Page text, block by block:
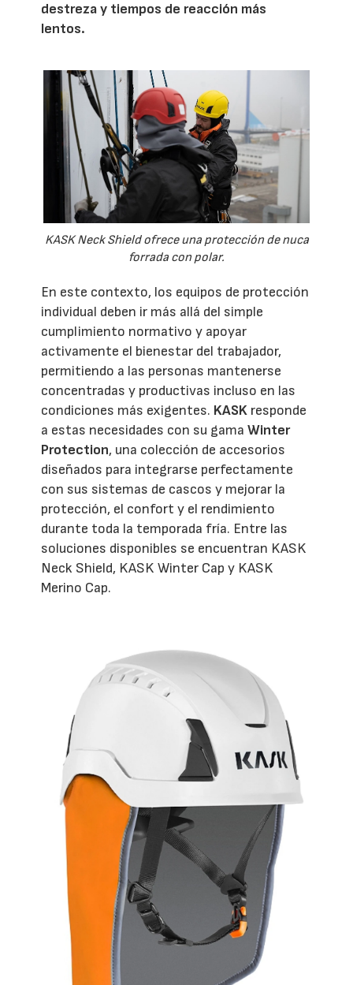
destreza y tiempos de reacción más
lentos.
KASK Neck Shield ofrece una protección de nuca
forrada con polar.
En este contexto, los equipos de protección
individual deben ir más allá del simple
cumplimiento normativo y apoyar
activamente el bienestar del trabajador,
permitiendo a las personas mantenerse
concentradas y productivas incluso en las
condiciones más exigentes. KASK responde
a estas necesidades con su gamaWinter
Protection, una colección de accesorios
diseñados para integrarse perfectamente
con sus sistemas de cascos y mejorar la
protección, el confort y el rendimiento
durante toda la temporada fría. Entre las
soluciones disponibles se encuentran KASK
Neck Shield, KASK Winter Cap y KASK
Merino Cap.